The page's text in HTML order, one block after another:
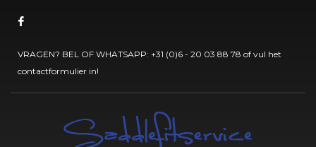
VRAGEN? BEL OF WHATSAPP: +31 (0)6 - 20 03 88 78 of vul het
contactformulier in!